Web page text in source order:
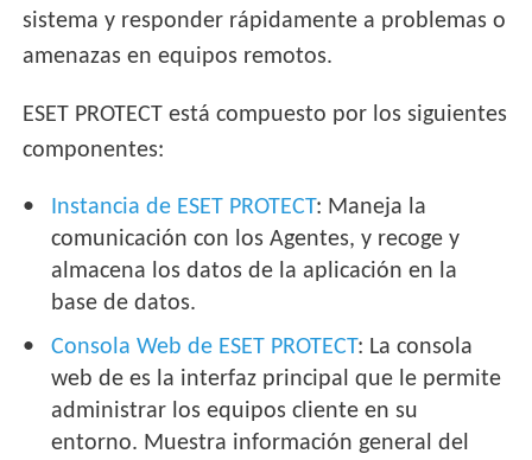
sistema y responder rápidamente a problemas o
amenazas en equipos remotos.
ESET PROTECT está compuesto por los siguientes
componentes:
Instancia de ESET PROTECT: Maneja la
comunicación con los Agentes, y recoge y
almacena los datos de la aplicación en la
base de datos.
Consola Web de ESET PROTECT: La consola
web de es la interfaz principal que le permite
administrar los equipos cliente en su
entorno. Muestra información general del